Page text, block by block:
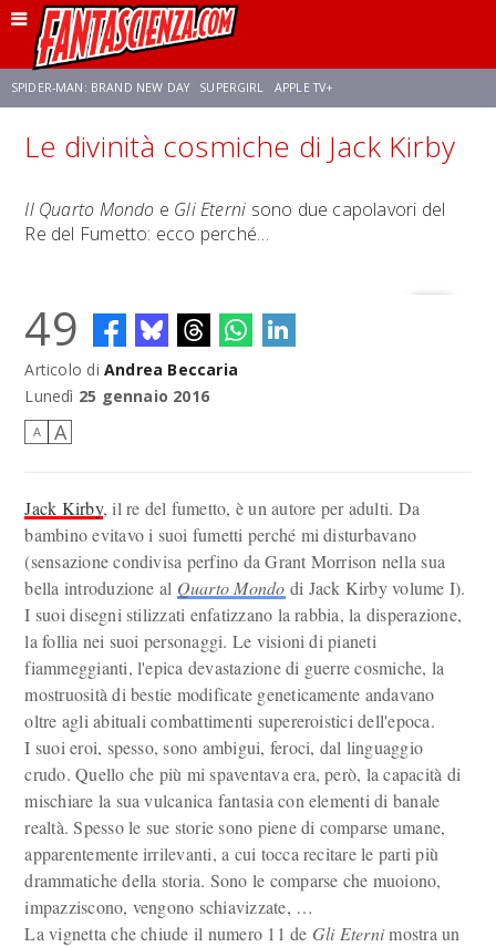
SPIDER-MAN: BRAND NEW DAY SUPERGIRL APPLE TV+
FRANCO RICCIARDIELLO ZENDAYA STAR TREK AVENGERS: DOOMSDAY
NETFLIX SADIE SINK CELIA ROSE GOODING
Le divinità cosmiche di Jack Kirby
Il Quarto Mondo e Gli Eterni sono due capolavori del
Re del Fumetto: ecco perché…
49
Articolo di Andrea Beccaria
Lunedì 25 gennaio 2016
A A
Jack Kirby, il re del fumetto, è un autore per adulti. Da
bambino evitavo i suoi fumetti perché mi disturbavano
(sensazione condivisa perfino da Grant Morrison nella sua
bella introduzione al Quarto Mondo di Jack Kirby volume I).
I suoi disegni stilizzati enfatizzano la rabbia, la disperazione,
la follia nei suoi personaggi. Le visioni di pianeti
fiammeggianti, l'epica devastazione di guerre cosmiche, la
mostruosità di bestie modificate geneticamente andavano
oltre agli abituali combattimenti supereroistici dell'epoca.
I suoi eroi, spesso, sono ambigui, feroci, dal linguaggio
crudo. Quello che più mi spaventava era, però, la capacità di
mischiare la sua vulcanica fantasia con elementi di banale
realtà. Spesso le sue storie sono piene di comparse umane,
apparentemente irrilevanti, a cui tocca recitare le parti più
drammatiche della storia. Sono le comparse che muoiono,
impazziscono, vengono schiavizzate, …
La vignetta che chiude il numero 11 de Gli Eternimostra un